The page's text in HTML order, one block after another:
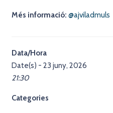
Més informació: @ajviladmuls
Data/Hora
Date(s) - 23 juny, 2026
21:30
Categories